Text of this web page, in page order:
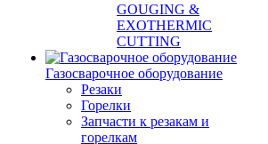
GOUGING &
EXOTHERMIC
CUTTING
Газосварочное оборудование
Резаки
Горелки
Запчасти к резакам и
горелкам